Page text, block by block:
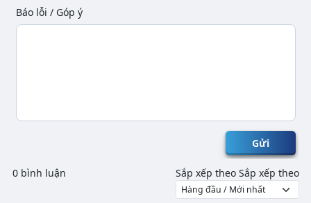
Báo lỗi / Góp ý
Gửi
0 bình luận Sắp xếp theo Sắp xếp theo